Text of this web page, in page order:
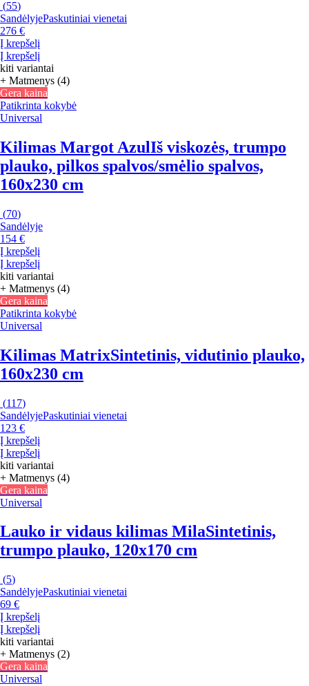
(55)
SandėlyjePaskutiniai vienetai
276 €
Į krepšelį
Į krepšelį
kiti variantai
+ Matmenys (4)
Gera kaina
Patikrinta kokybė
Universal
Kilimas Margot AzulIš viskozės, trumpo
plauko, pilkos spalvos/smėlio spalvos,
160x230 cm
(70)
Sandėlyje
154 €
Į krepšelį
Į krepšelį
kiti variantai
+ Matmenys (4)
Gera kaina
Patikrinta kokybė
Universal
Kilimas MatrixSintetinis, vidutinio plauko,
160x230 cm
(117)
SandėlyjePaskutiniai vienetai
123 €
Į krepšelį
Į krepšelį
kiti variantai
+ Matmenys (4)
Gera kaina
Universal
Lauko ir vidaus kilimas MilaSintetinis,
trumpo plauko, 120x170 cm
(5)
SandėlyjePaskutiniai vienetai
69 €
Į krepšelį
Į krepšelį
kiti variantai
+ Matmenys (2)
Gera kaina
Universal